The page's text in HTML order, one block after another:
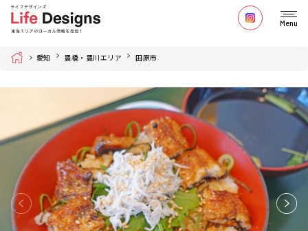
Menu
Home 愛知 豊橋・豊川エリア 田原市